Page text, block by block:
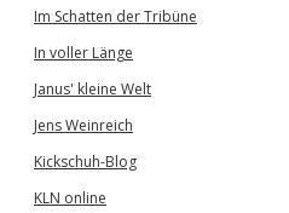
Im Schatten der Tribüne
In voller Länge
Janus' kleine Welt
Jens Weinreich
Kickschuh-Blog
KLN online